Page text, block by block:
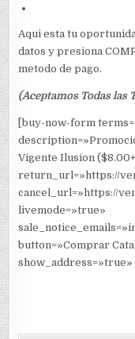
Aqui esta tu
datos y presiona
metodo de pago.
(Aceptamos Todas las
[buy-now-form
Vigente Ilusion
return_url=»https://
cancel_url=»https://
livemode=»true»
button=»Comprar
show_address=»true»